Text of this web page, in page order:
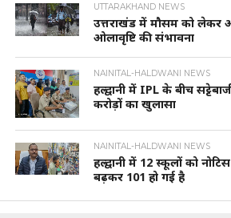
UTTARAKHAND NEWS
उत्तराखंड में मौसम को लेकर
ओलावृष्टि की संभावना
NAINITAL-HALDWANI NEWS
हल्द्वानी में IPL के बीच
करोड़ों का खुलासा
NAINITAL-HALDWANI NEWS
हल्द्वानी में 12 स्कूलों को
बढ़कर 101 हो गई है